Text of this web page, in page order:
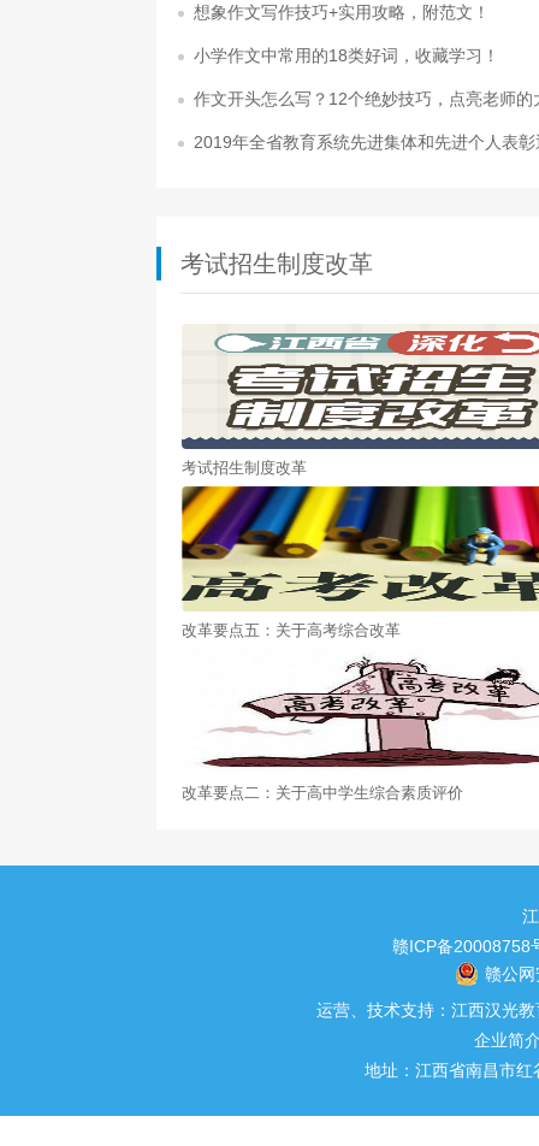
想象作文写作技巧+实用攻略，附范文！
小学作文中常用的18类好词，收藏学习！
作文开头怎么写？12个绝妙技巧，点亮老师的
2019年全省教育系统先进集体和先进个人表彰
考试招生制度改革
考试招生制度改革
改革要点五：关于高考综合改革
改革要点二：关于高中学生综合素质评价
赣ICP备20008758
赣公
运营、技术支持：江西汉光
企业简
地址：江西省南昌市